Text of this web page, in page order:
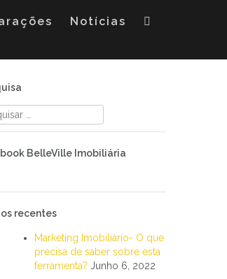
Notícias
BelleVille Imobiliária
recentes
Marketing Imobiliário- O que
precisa de saber sobre esta
ferramenta? Junho 6, 2022